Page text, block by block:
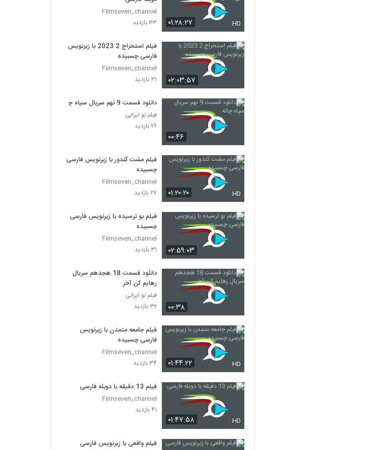
۰۱:۲۸:۲۷ HD
Filmseven_channel
۳۳ بازدید
۰۲:۰۳:۵۷
فیلم استخراج 2 2023 با زیرنویس
فارسی چسبیده
Filmseven_channel
۳۱ بازدید
۰۰:۴۶
دانلود قسمت 9 نهم سریال سیاه چاله
فیلم تو ایرانی
۲۶ بازدید
۰۱:۲۰:۲۰ HD
فیلم مشت کندور با زیرنویس فارسی
چسبیده
Filmseven_channel
۲۷ بازدید
۰۲:۵۹:۰۳
فیلم بو ترسیده با زیرنویس فارسی
چسبیده
Filmseven_channel
۳۱ بازدید
۰۰:۳۸
دانلود قسمت 18 هجدهم سریال
رهایم کن آخر
فیلم تو ایرانی
۳۲ بازدید
۰۱:۴۴:۲۲ HD
فیلم جامعه متمدن با زیرنویس
فارسی چسبیده
Filmseven_channel
۳۴ بازدید
۰۱:۴۷:۵۸ HD
فیلم 13 دقیقه با دوبله فارسی
Filmseven_channel
۴۱ بازدید
فیلم واقعی با زیرنویس فارسی